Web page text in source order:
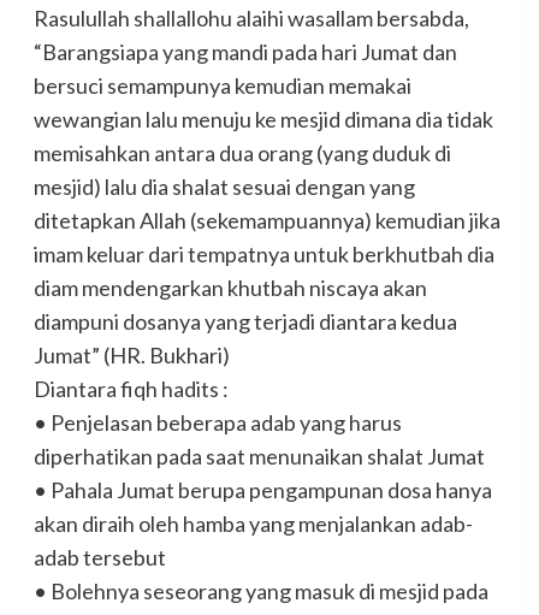
Rasulullah shallallohu alaihi wasallam bersabda,
“Barangsiapa yang mandi pada hari Jumat dan
bersuci semampunya kemudian memakai
wewangian lalu menuju ke mesjid dimana dia tidak
memisahkan antara dua orang (yang duduk di
mesjid) lalu dia shalat sesuai dengan yang
ditetapkan Allah (sekemampuannya) kemudian jika
imam keluar dari tempatnya untuk berkhutbah dia
diam mendengarkan khutbah niscaya akan
diampuni dosanya yang terjadi diantara kedua
Jumat” (HR. Bukhari)
Diantara fiqh hadits :
• Penjelasan beberapa adab yang harus
diperhatikan pada saat menunaikan shalat Jumat
• Pahala Jumat berupa pengampunan dosa hanya
akan diraih oleh hamba yang menjalankan adab-
adab tersebut
• Bolehnya seseorang yang masuk di mesjid pada